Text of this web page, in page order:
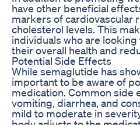
have other beneficial
markers of cardiovascular
cholesterol levels. This
individuals who are
their overall health and
Potential Side Effects
While semaglutide has
important to be aware of
medication. Common side
vomiting, diarrhea, and
mild to moderate in